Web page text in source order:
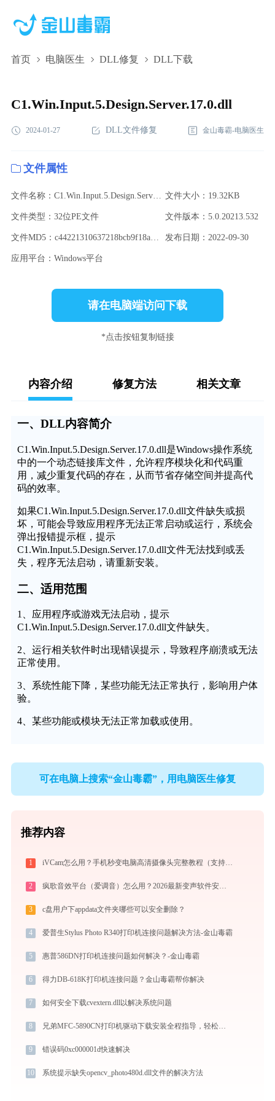
首页 电脑医生 DLL修复 DLL下载
C1.Win.Input.5.Design.Server.17.0.dll
2024-01-27 DLL文件修复 金山毒霸-电脑医生
文件属性
文件名称：C1.Win.Input.5.Design.Server.17.0.dll 文件大小：19.32KB
文件类型：32位PE文件 文件版本：5.0.20213.532
文件MD5：c44221310637218bcb9f18ad83cc8fbc 发布日期：2022-09-30
应用平台：Windows平台
请在电脑端访问下载
*点击按钮复制链接
内容介绍 修复方法 相关文章
一、DLL内容简介
C1.Win.Input.5.Design.Server.17.0.dll是Windows操作系统
中的一个动态链接库文件，允许程序模块化和代码重
用，减少重复代码的存在，从而节省存储空间并提高代
码的效率。
如果C1.Win.Input.5.Design.Server.17.0.dll文件缺失或损
坏，可能会导致应用程序无法正常启动或运行，系统会
弹出报错提示框，提示
C1.Win.Input.5.Design.Server.17.0.dll文件无法找到或丢
失，程序无法启动，请重新安装。
二、适用范围
1、应用程序或游戏无法启动，提示
C1.Win.Input.5.Design.Server.17.0.dll文件缺失。
2、运行相关软件时出现错误提示，导致程序崩溃或无法
正常使用。
3、系统性能下降，某些功能无法正常执行，影响用户体
验。
4、某些功能或模块无法正常加载或使用。
可在电脑上搜索“金山毒霸”，用电脑医生修复
推荐内容
1 iVCam怎么用？手机秒变电脑高清摄像头完整教程（支持WiFi/USB双模式）
2 疯歌音效平台（爱调音）怎么用？2026最新变声软件安装与使用全攻略
3 c盘用户下appdata文件夹哪些可以安全删除？
4 爱普生Stylus Photo R340打印机连接问题解决方法-金山毒霸
5 惠普586DN打印机连接问题如何解决？-金山毒霸
6 得力DB-618K打印机连接问题？金山毒霸帮你解决
7 如何安全下载cvextern.dll以解决系统问题
8 兄弟MFC-5890CN打印机驱动下载安装全程指导，轻松解决打印问题
9 错误码0xc000001d快速解决
10 系统提示缺失opencv_photo480d.dll文件的解决方法